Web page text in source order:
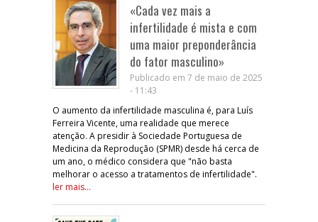
«Cada vez mais a
infertilidade é mista e com
uma maior preponderância
do fator masculino»
Publicado em 7 de maio de 2025
- 11:43
O aumento da infertilidade masculina é, para Luís
Ferreira Vicente, uma realidade que merece
atenção. A presidir à Sociedade Portuguesa de
Medicina da Reprodução (SPMR) desde há cerca de
um ano, o médico considera que "não basta
melhorar o acesso a tratamentos de infertilidade".
ler mais...